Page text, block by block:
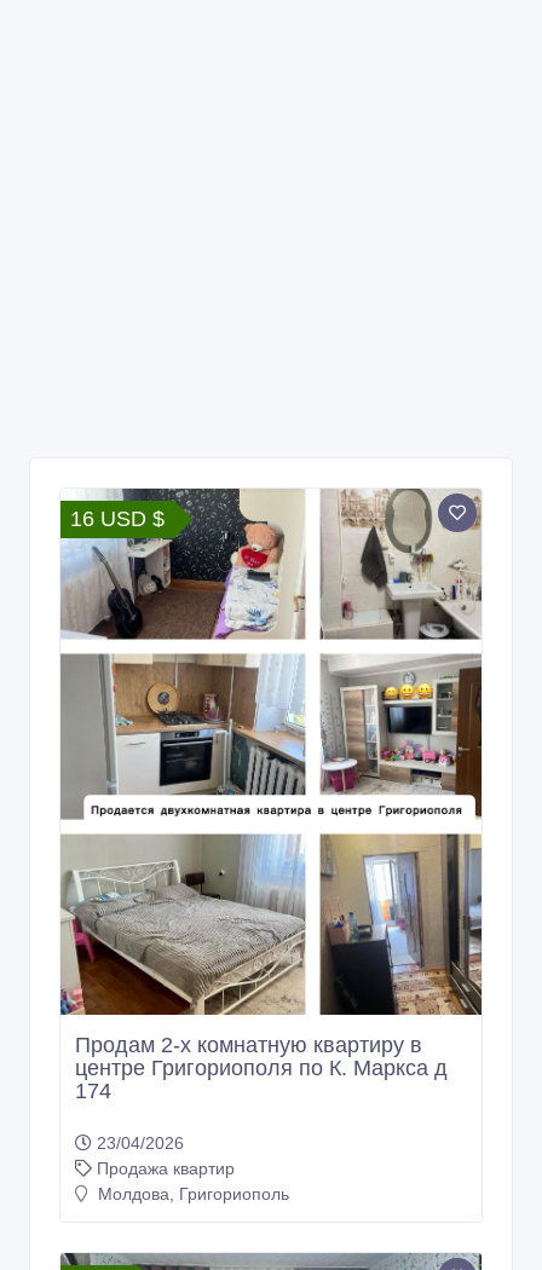
16 USD $
Продам 2-х комнатную квартиру в
центре Григориополя по К. Маркса д
174
23/04/2026
Продажа квартир
Молдова, Григориополь